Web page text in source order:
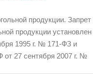
продукции. Запрет
продукции установлен
1995 г. № 171-ФЗ и
от 27 сентября 2007 г. №